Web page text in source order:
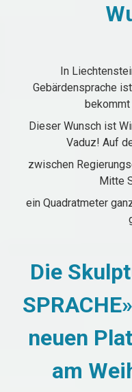
In
Gebärdensprache
bekommt
Dieser Wunsch ist
Vaduz! Auf
zwischen
Mitte
ein Quadratmeter
Die
neuen
am